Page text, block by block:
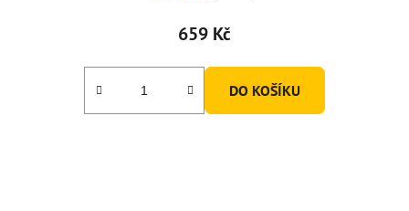
659 Kč
DO KOŠÍKU